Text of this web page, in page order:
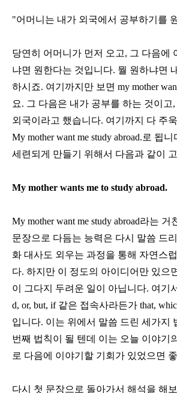
"어머니는 내가 외국에서 공부하기를
당연히 어머니가 먼저 오고, 그 다음에
냐면 원한다는 것입니다. 뭘 원하냐면
하시죠. 여기까지만 보면 my mother
요. 그 다음은 내가 공부를 하는 것이고,
외국이라고 했습니다. 여기까지 다 주
My mother want me study abroad.로 됩니
세련되게 만들기 위해서 다음과 같이
My mother wants me to study abroad.
My mother want me study abroad라는 거
문장으로 다듬는 능력은 다시 말씀 드
화 대사도 외우는 과정을 통해 자연스
다. 하지만 이 정도의 아이디어만 있으
이 그다지 두려운 일이 아닙니다. 여기
d, or, but, if 같은 접속사라든가 that,
입니다. 이는 위에서 말씀 드린 세가지
번째 법칙이 될 텐데 이는 오늘 이야기
로 다음에 이야기할 기회가 있었으면
다시 첫 문장으로 돌아가서 해석을 해